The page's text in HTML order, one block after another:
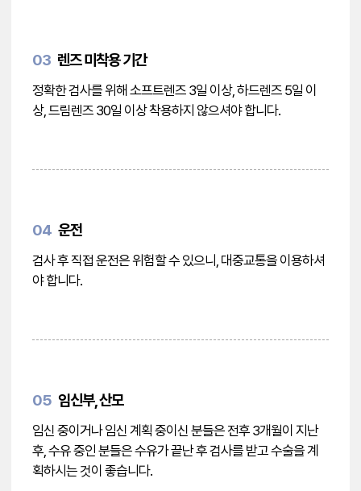
03 렌즈 미착용 기간
정확한 검사를 위해 소프트렌즈 3일 이상, 하드렌즈 5일 이
상, 드림렌즈 30일 이상 착용하지 않으셔야 합니다.
04 운전
검사 후 직접 운전은 위험할 수 있으니, 대중교통을 이용하셔
야 합니다.
05 임신부, 산모
임신 중이거나 임신 계획 중이신 분들은 전후 3개월이 지난
후, 수유 중인 분들은 수유가 끝난 후 검사를 받고 수술을 계
획하시는 것이 좋습니다.